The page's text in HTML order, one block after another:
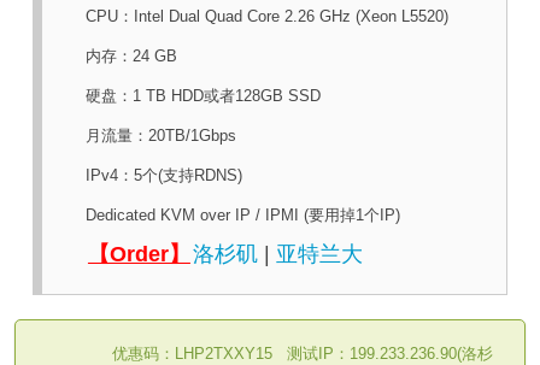
CPU：Intel Dual Quad Core 2.26 GHz (Xeon L5520)
内存：24 GB
硬盘：1 TB HDD或者128GB SSD
月流量：20TB/1Gbps
IPv4：5个(支持RDNS)
Dedicated KVM over IP / IPMI (要用掉1个IP)
【Order】 洛杉矶 亚特兰大
优惠码： LHP2TXXY15
测试IP：199.233.236.90(洛杉